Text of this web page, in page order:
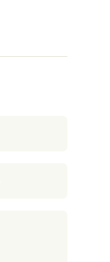
勧誘方針